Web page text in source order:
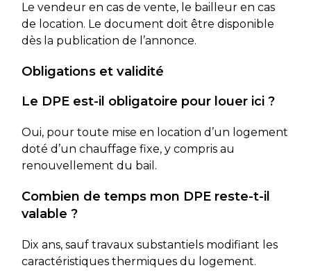
Le vendeur en cas de vente, le bailleur en cas
de location. Le document doit être disponible
dès la publication de l’annonce.
Obligations et validité
Le DPE est-il obligatoire pour louer ici ?
Oui, pour toute mise en location d’un logement
doté d’un chauffage fixe, y compris au
renouvellement du bail.
Combien de temps mon DPE reste-t-il
valable ?
Dix ans, sauf travaux substantiels modifiant les
caractéristiques thermiques du logement.